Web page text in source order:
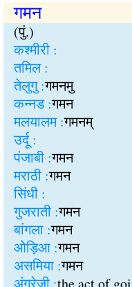
गमन
(पुं.)
कश्मीरी :
तमिल :
तेलुगु :गमनमु
कन्नड :गमन
मलयालम :गमनम्
उर्दू :
पंजाबी :गमन
मराठी :गमन
सिंधी :
गुजराती :गमन
बांगला :गमन
ओड़िआ :गमन
असमिया :गमन
अंग्रेजी :the act of